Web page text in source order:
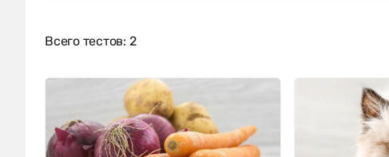
Всего тестов: 2